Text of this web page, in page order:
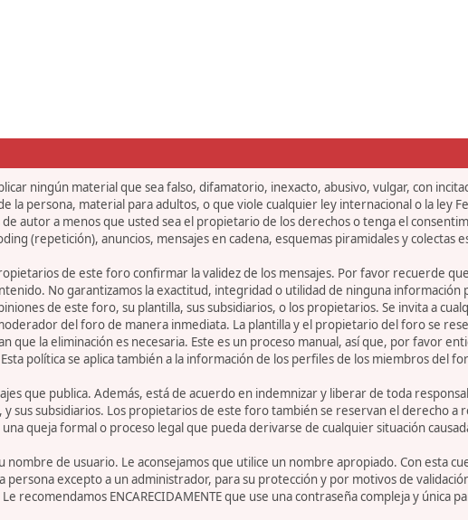
ningún material que sea falso, difamatorio, inexacto, abusivo, vulgar, con
la persona, material para adultos, o que viole cualquier ley internacional o la ley
autor a menos que usted sea el propietario de los derechos o tenga el
(repetición), anuncios, mensajes en cadena, esquemas piramidales y colectas
de este foro confirmar la validez de los mensajes. Por favor recuerde
No garantizamos la exactitud, integridad o utilidad de ninguna información
de este foro, su plantilla, sus subsidiarios, o los propietarios. Se invita a
del foro de manera inmediata. La plantilla y el propietario del foro se
la eliminación es necesaria. Este es un proceso manual, así que, por favor
política se aplica también a la información de los perfiles de los miembros del
que publica. Además, está de acuerdo en indemnizar y liberar de toda
sus subsidiarios. Los propietarios de este foro también se reservan el derecho
queja formal o proceso legal que pueda derivarse de cualquier situación
de usuario. Le aconsejamos que utilice un nombre apropiado. Con esta
excepto a un administrador, para su protección y por motivos de
recomendamos ENCARECIDAMENTE que use una contraseña compleja y única